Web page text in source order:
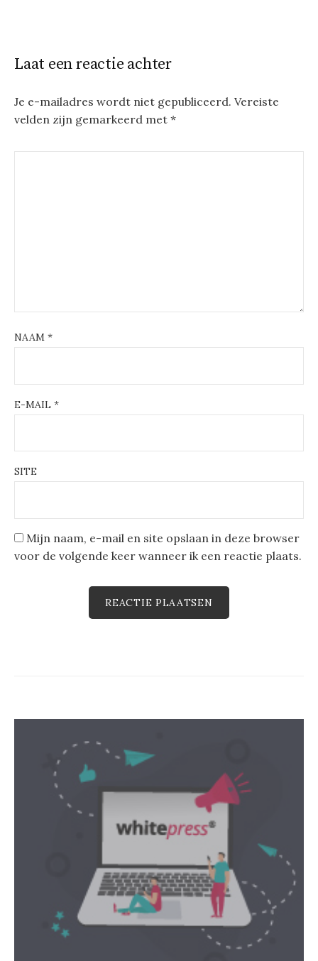
Laat een reactie achter
Je e-mailadres wordt niet gepubliceerd. Vereiste
velden zijn gemarkeerd met *
NAAM *
E-MAIL *
SITE
Mijn naam, e-mail en site opslaan in deze browser
voor de volgende keer wanneer ik een reactie plaats.